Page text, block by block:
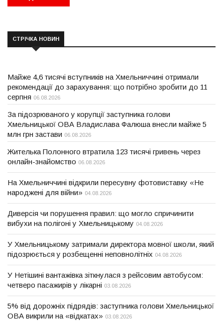
СТРІЧКА НОВИН
Майже 4,6 тисячі вступників на Хмельниччині отримали
рекомендації до зарахування: що потрібно зробити до 11
серпня 06.08.2026
За підозрюваного у корупції заступника голови
Хмельницької ОВА Владислава Фалюша внесли майже 5
млн грн застави 06.08.2026
Жителька Полонного втратила 123 тисячі гривень через
онлайн-знайомство 06.08.2026
На Хмельниччині відкрили пересувну фотовиставку «Не
народжені для війни» 04.08.2026
Диверсія чи порушення правил: що могло спричинити
вибухи на полігоні у Хмельницькому 04.08.2026
У Хмельницькому затримали директора мовної школи, який
підозрюється у розбещенні неповнолітніх 04.08.2026
У Нетішині вантажівка зіткнулася з рейсовим автобусом:
четверо пасажирів у лікарні 03.08.2026
5% від дорожніх підрядів: заступника голови Хмельницької
ОВА викрили на «відкатах» 03.08.2026